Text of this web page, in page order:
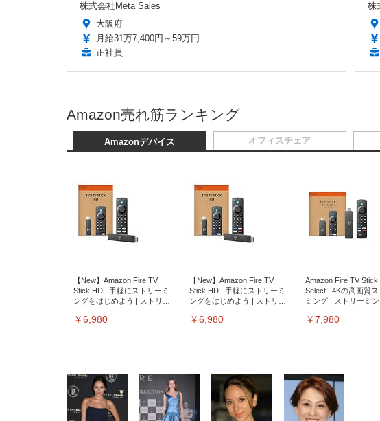
株式会社Meta Sales
大阪府
月給31万7,400円～59万円
正社員
株
Amazon売れ筋ランキング
Amazonデバイス
【New】Amazon Fire TV
Stick HD | 手軽にストリーミ
ングをはじめよう | ストリー
￥6,980
【New】Amazon Fire TV
Stick HD | 手軽にストリーミ
ングをはじめよう | ストリー
￥6,980
Amazon Fire TV Stick
Select | 4Kの高画質ス
ミング | ストリーミ
￥7,980
オフィスチェア